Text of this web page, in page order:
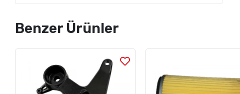
Benzer Ürünler